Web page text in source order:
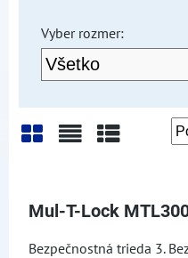
Vyber rozmer:
Mul-T-Lock
Bezpečnostná trieda 3.